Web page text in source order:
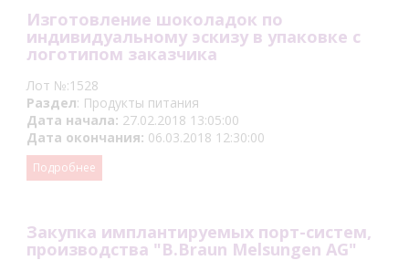
Изготовление шоколадок по
индивидуальному эскизу в упаковке с
логотипом заказчика
Лот №:1528
Раздел: Продукты питания
Дата начала: 27.02.2018 13:05:00
Дата окончания: 06.03.2018 12:30:00
Подробнее
Закупка имплантируемых порт-систем,
производства "B.Braun Melsungen AG"